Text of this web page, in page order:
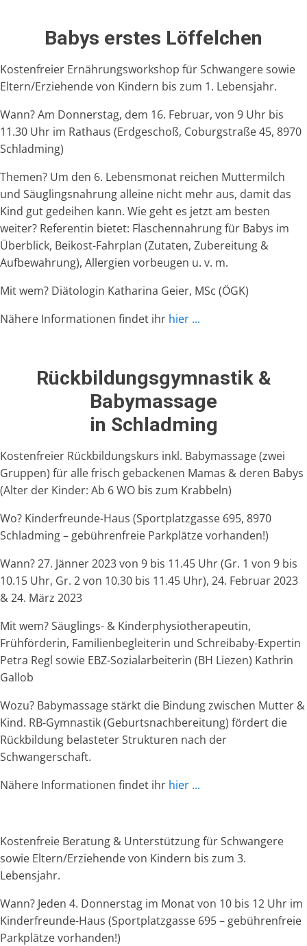
Babys erstes Löffelchen
Kostenfreier Ernährungsworkshop für Schwangere sowie
Eltern/Erziehende von Kindern bis zum 1. Lebensjahr.
Wann? Am Donnerstag, dem 16. Februar, von 9 Uhr bis
11.30 Uhr im Rathaus (Erdgeschoß, Coburgstraße 45, 8970
Schladming)
Themen? Um den 6. Lebensmonat reichen Muttermilch
und Säuglingsnahrung alleine nicht mehr aus, damit das
Kind gut gedeihen kann. Wie geht es jetzt am besten
weiter? Referentin bietet: Flaschennahrung für Babys im
Überblick, Beikost-Fahrplan (Zutaten, Zubereitung &
Aufbewahrung), Allergien vorbeugen u. v. m.
Mit wem? Diätologin Katharina Geier, MSc (ÖGK)
Nähere Informationen findet ihr hier ...
Rückbildungsgymnastik &
Babymassage
in Schladming
Kostenfreier Rückbildungskurs inkl. Babymassage (zwei
Gruppen) für alle frisch gebackenen Mamas & deren Babys
(Alter der Kinder: Ab 6 WO bis zum Krabbeln)
Wo? Kinderfreunde-Haus (Sportplatzgasse 695, 8970
Schladming – gebührenfreie Parkplätze vorhanden!)
Wann? 27. Jänner 2023 von 9 bis 11.45 Uhr (Gr. 1 von 9 bis
10.15 Uhr, Gr. 2 von 10.30 bis 11.45 Uhr), 24. Februar 2023
& 24. März 2023
Mit wem? Säuglings- & Kinderphysiotherapeutin,
Frühförderin, Familienbegleiterin und Schreibaby-Expertin
Petra Regl sowie EBZ-Sozialarbeiterin (BH Liezen) Kathrin
Gallob
Wozu? Babymassage stärkt die Bindung zwischen Mutter &
Kind. RB-Gymnastik (Geburtsnachbereitung) fördert die
Rückbildung belasteter Strukturen nach der
Schwangerschaft.
Nähere Informationen findet ihr hier ...
Kostenfreie Beratung & Unterstützung für Schwangere
sowie Eltern/Erziehende von Kindern bis zum 3.
Lebensjahr.
Wann? Jeden 4. Donnerstag im Monat von 10 bis 12 Uhr im
Kinderfreunde-Haus (Sportplatzgasse 695 – gebührenfreie
Parkplätze vorhanden!)